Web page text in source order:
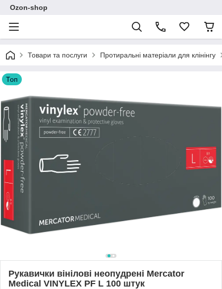
Ozon-shop
Товари та послуги Протиральні матеріали для клінінгу
Топ
Рукавички вінілові неопудрені Mercator
Medical VINYLEX PF L 100 штук